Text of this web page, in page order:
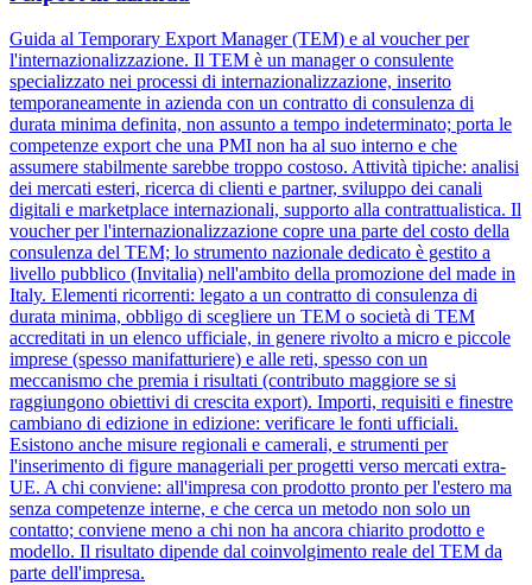
Guida al Temporary Export Manager (TEM) e al voucher per
l'internazionalizzazione. Il TEM è un manager o consulente
specializzato nei processi di internazionalizzazione, inserito
temporaneamente in azienda con un contratto di consulenza di
durata minima definita, non assunto a tempo indeterminato; porta le
competenze export che una PMI non ha al suo interno e che
assumere stabilmente sarebbe troppo costoso. Attività tipiche: analisi
dei mercati esteri, ricerca di clienti e partner, sviluppo dei canali
digitali e marketplace internazionali, supporto alla contrattualistica. Il
voucher per l'internazionalizzazione copre una parte del costo della
consulenza del TEM; lo strumento nazionale dedicato è gestito a
livello pubblico (Invitalia) nell'ambito della promozione del made in
Italy. Elementi ricorrenti: legato a un contratto di consulenza di
durata minima, obbligo di scegliere un TEM o società di TEM
accreditati in un elenco ufficiale, in genere rivolto a micro e piccole
imprese (spesso manifatturiere) e alle reti, spesso con un
meccanismo che premia i risultati (contributo maggiore se si
raggiungono obiettivi di crescita export). Importi, requisiti e finestre
cambiano di edizione in edizione: verificare le fonti ufficiali.
Esistono anche misure regionali e camerali, e strumenti per
l'inserimento di figure manageriali per progetti verso mercati extra-
UE. A chi conviene: all'impresa con prodotto pronto per l'estero ma
senza competenze interne, e che cerca un metodo non solo un
contatto; conviene meno a chi non ha ancora chiarito prodotto e
modello. Il risultato dipende dal coinvolgimento reale del TEM da
parte dell'impresa.